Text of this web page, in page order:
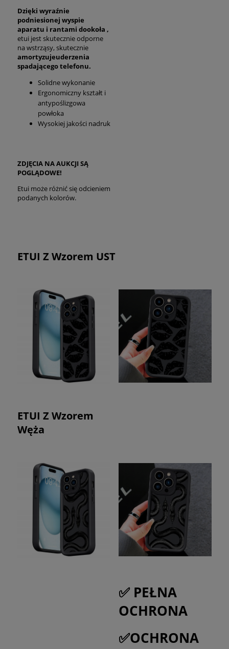
Dzięki wyraźnie
podniesionej wyspie
aparatu i rantami dookoła ,
etui jest skutecznie odporne
na wstrząsy, skutecznie
amortyzujeuderzenia
spadającego telefonu.
Solidne wykonanie
Ergonomiczny kształt i
antypoślizgowa
powłoka
Wysokiej jakości nadruk
ZDJĘCIA NA AUKCJI SĄ
POGLĄDOWE!
Etui może różnić się odcieniem
podanych kolorów.
ETUI Z Wzorem UST
ETUI Z Wzorem
Węża
✅ PEŁNA
OCHRONA
✅OCHRONA